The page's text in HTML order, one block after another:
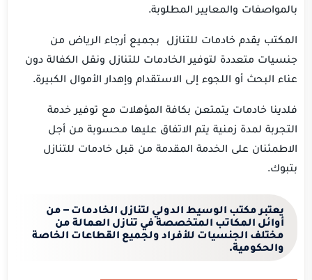
بالمواصفات والمعايير المطلوبة.
المكتب يقدم خادمات للتنازل بجميع أرجاء الرياض من
جنسيات متعددة لتوفير الخادمات للتنازل ونقل الكفالة دون
عناء البحث أو اللجوء إلى الاستقدام وإهدار الأموال الكبيرة.
فلدينا خادمات يتمتعن بكافة المؤهلات مع توفير خدمة
التجربة لمدة زمنية يتم الاتفاق عليها محسوبة من أجل
الاطمئنان على الخدمة المقدمة من قبل خادمات للتنازل
بتبوك.
يعتبر مكتب الوسيط الدولي لتنازل الخادمات – من
أوائل المكاتب المتخصصة في تنازل العمالة من
مختلف الجنسيات للأفراد ولجميع القطاعات الخاصة
والحكومية.